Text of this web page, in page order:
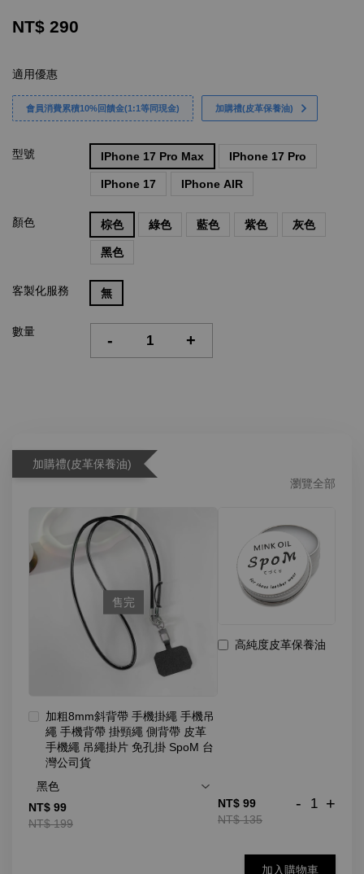
NT$ 290
適用優惠
會員消費累積10%回饋金(1:1等同現金) 加購禮(皮革保養油)
型號 IPhone 17 Pro Max IPhone 17 Pro
IPhone 17 IPhone AIR
顏色 棕色 綠色 藍色 紫色 灰色
黑色
客製化服務 無
數量 - +
加購禮(皮革保養油)
瀏覽全部
售完
加粗8mm斜背帶 手機掛繩 手機吊
繩 手機背帶 掛頸繩 側背帶 皮革
手機繩 吊繩掛片 免孔掛 SpoM 台
灣公司貨
NT$ 99
NT$ 199
高純度皮革保養油
NT$ 99
NT$ 135
- +
加入購物車